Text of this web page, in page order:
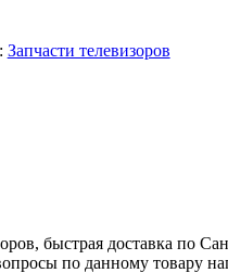
Запчасти телевизоров
быстрая доставка по
по данному